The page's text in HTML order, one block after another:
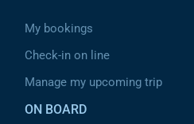
My bookings
Check-in on line
Manage my upcoming trip
ON BOARD